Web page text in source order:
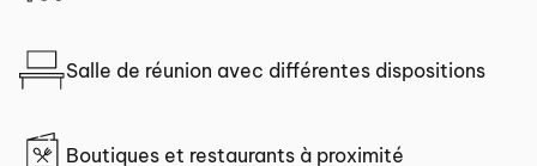
Salle de réunion avec différentes dispositions
Boutiques et restaurants à proximité